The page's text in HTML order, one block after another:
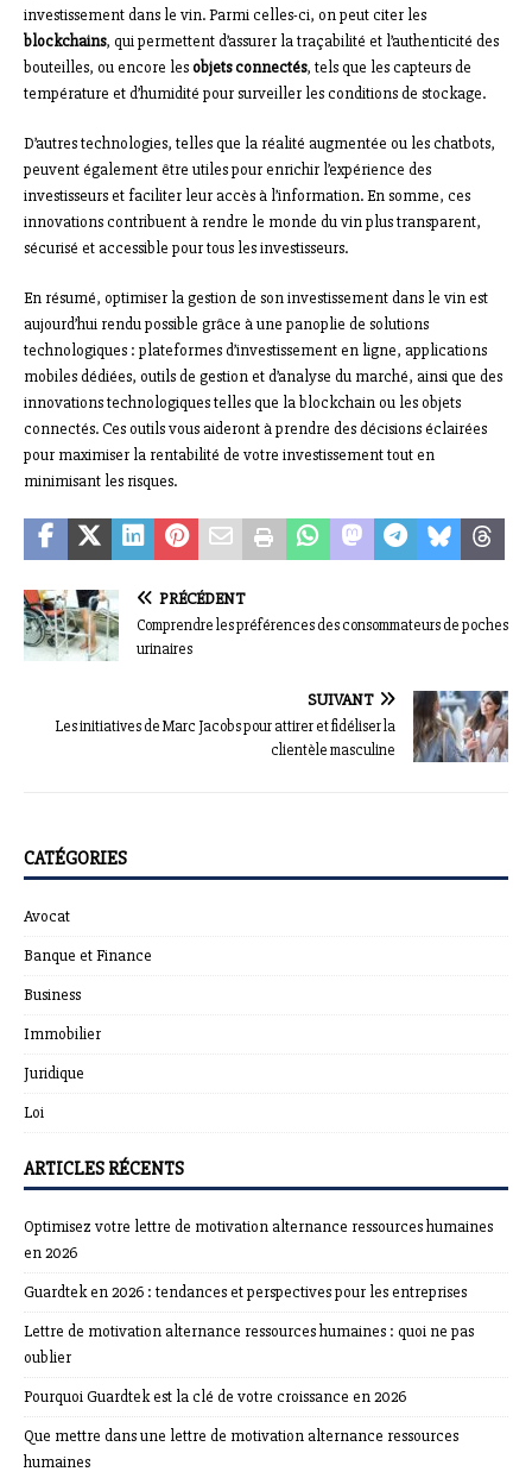
investissement dans le vin. Parmi celles-ci, on peut citer les
blockchains, qui permettent d’assurer la traçabilité et l’authenticité des
bouteilles, ou encore lesobjets connectés, tels que les capteurs de
température et d’humidité pour surveiller les conditions de stockage.
D’autres technologies, telles que la réalité augmentée ou les chatbots,
peuvent également être utiles pour enrichir l’expérience des
investisseurs et faciliter leur accès à l’information. En somme, ces
innovations contribuent à rendre le monde du vin plus transparent,
sécurisé et accessible pour tous les investisseurs.
En résumé, optimiser la gestion de son investissement dans le vin est
aujourd’hui rendu possible grâce à une panoplie de solutions
technologiques : plateformes d’investissement en ligne, applications
mobiles dédiées, outils de gestion et d’analyse du marché, ainsi que des
innovations technologiques telles que la blockchain ou les objets
connectés. Ces outils vous aideront à prendre des décisions éclairées
pour maximiser la rentabilité de votre investissement tout en
minimisant les risques.
PRÉCÉDENT
Comprendre les préférences des consommateurs de poches
urinaires
SUIVANT
Les initiatives de Marc Jacobs pour attirer et fidéliser la
clientèle masculine
CATÉGORIES
Avocat
Banque et Finance
Business
Immobilier
Juridique
Loi
ARTICLES RÉCENTS
Optimisez votre lettre de motivation alternance ressources humaines
en 2026
Guardtek en 2026 : tendances et perspectives pour les entreprises
Lettre de motivation alternance ressources humaines : quoi ne pas
oublier
Pourquoi Guardtek est la clé de votre croissance en 2026
Que mettre dans une lettre de motivation alternance ressources
humaines